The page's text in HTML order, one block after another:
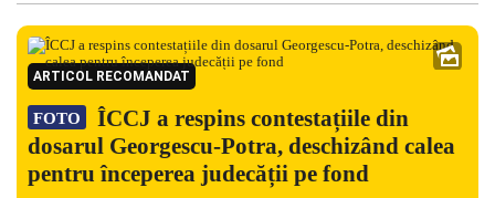
ARTICOL RECOMANDAT
FOTO
ÎCCJ a respins contestațiile din
dosarul Georgescu-Potra, deschizând calea
pentru începerea judecății pe fond